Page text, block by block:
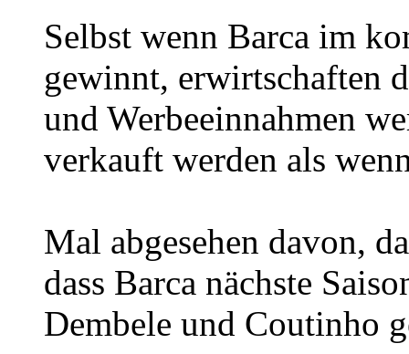
Selbst wenn Barca im
gewinnt, erwirtschaften
und Werbeeinnahmen
verkauft werden als
Mal abgesehen davon,
dass Barca nächste
Dembele und Coutinho